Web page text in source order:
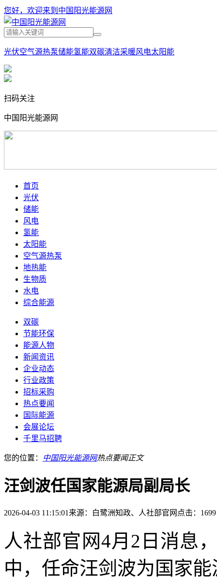
您好，欢迎来到中国阳光能源网
光伏空气源热泵储能氢能双碳清洁采暖风电太阳能
扫码关注
中国阳光能源网
首页
光伏
储能
风电
氢能
太阳能
空气源热泵
地热能
生物质
水电
综合能源
双碳
节能环保
能源人物
新闻资讯
企业动态
行业政策
招标采购
热点要闻
国际能源
会展论坛
千里马招聘
您的位置： 中国阳光能源网热点要闻正文
汪剑波任国家能源局副局长
2026-04-03 11:15:01 来源：白鹭洲知政、人社部官网 点击：
人社部官网4月2日消息
中，任命汪剑波为国家